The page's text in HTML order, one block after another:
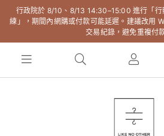
行政院於 8/10、8/13 14:30–15:00 進行「
練」，期間內網購或付款可能延遲。建議改用
交易紀錄，避免重複付